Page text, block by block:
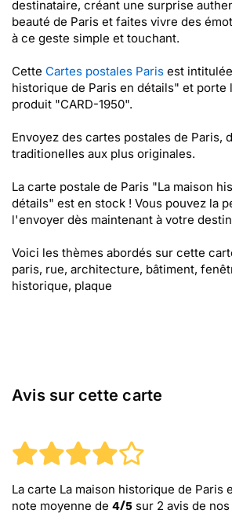
destinataire, créant une surprise
beauté de Paris et faites vivre des
à ce geste simple et touchant.
Cette Cartes postales Paris est
historique de Paris en détails" et porte
produit "CARD-1950".
Envoyez des cartes postales de Paris,
traditionelles aux plus originales.
La carte postale de Paris "La maison
détails" est en stock ! Vous pouvez la
l'envoyer dès maintenant à votre
Voici les thèmes abordés sur cette
paris, rue, architecture, bâtiment,
historique, plaque
Avis sur cette carte
La carte La maison historique de Paris
note moyenne de 4/5 sur 2 avis de